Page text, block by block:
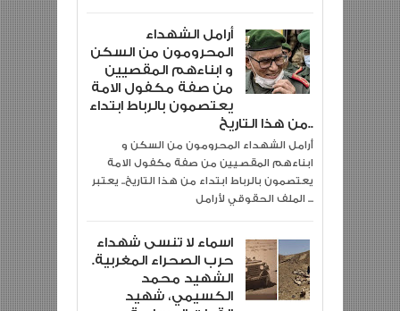
أرامل الشهداء
المحرومون من السكن
و ابناءهم المقصيين
من صفة مكفول الامة
يعتصمون بالرباط ابتداء
من هذا التاريخ..
ابناءهم المقصيين من صفة مكفول الامة
يعتصمون بالرباط ابتداء من هذا التاريخ.. يعتبر
الملف الحقوقي لأرامل ...
اسماء لا تنسى شهداء
حرب الصحراء المغربية.
الشهيد محمد
الكسيمي، شهيد